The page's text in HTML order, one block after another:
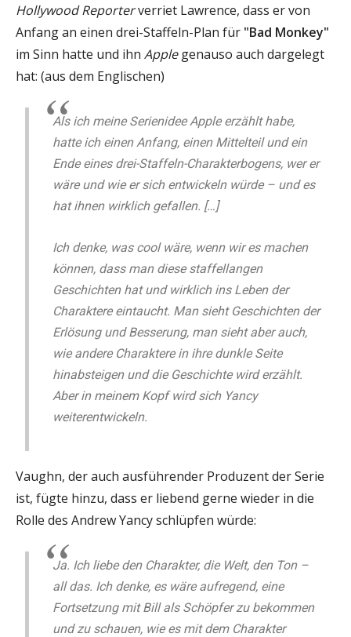
Hollywood Reporterverriet Lawrence, dass er von
Anfang an einen drei-Staffeln-Plan für "Bad Monkey"
im Sinn hatte und ihn Applegenauso auch dargelegt
hat: (aus dem Englischen)
Als ich meine Serienidee Apple erzählt habe,
hatte ich einen Anfang, einen Mittelteil und ein
Ende eines drei-Staffeln-Charakterbogens, wer er
wäre und wie er sich entwickeln würde – und es
hat ihnen wirklich gefallen. […]
Ich denke, was cool wäre, wenn wir es machen
können, dass man diese staffellangen
Geschichten hat und wirklich ins Leben der
Charaktere eintaucht. Man sieht Geschichten der
Erlösung und Besserung, man sieht aber auch,
wie andere Charaktere in ihre dunkle Seite
hinabsteigen und die Geschichte wird erzählt.
Aber in meinem Kopf wird sich Yancy
weiterentwickeln.
Vaughn, der auch ausführender Produzent der Serie
ist, fügte hinzu, dass er liebend gerne wieder in die
Rolle des Andrew Yancy schlüpfen würde:
Ja. Ich liebe den Charakter, die Welt, den Ton –
all das. Ich denke, es wäre aufregend, eine
Fortsetzung mit Bill als Schöpfer zu bekommen
und zu schauen, wie es mit dem Charakter